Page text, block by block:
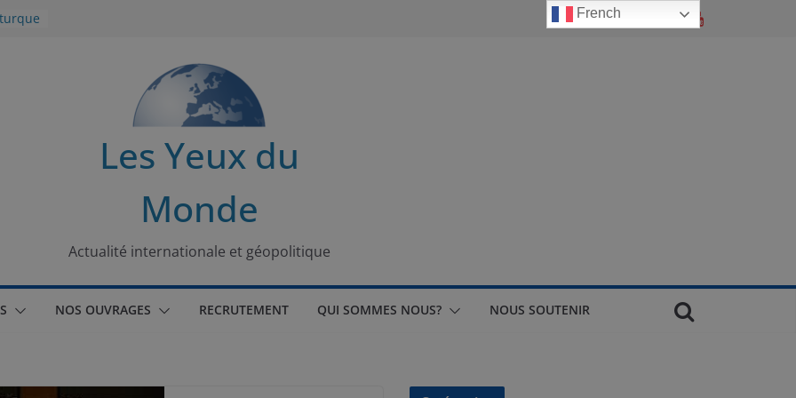
Les Yeux du
Monde
Actualité internationale et géopolitique
NOS OUVRAGES RECRUTEMENT QUI SOMMES NOUS? NOUS SOUTENIR
French